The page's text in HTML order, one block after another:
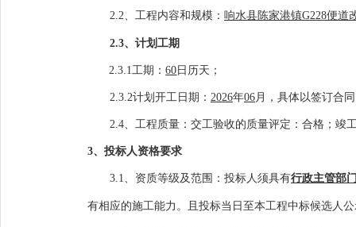
2.2、工程内容和规模： 响水县陈家港镇G228便道
2.3、计划工期
2.3.1工期：60 日历天；
2.3.2计划开工日期： 2026年06月，具体以签订合
2.4、 工程质量：交工验收的质量评定：合格 ； 竣
3、投标人资格要求
3.1、资质等级及范围：投标人须具有行政主管部
有相应的施工能力。且投标当日至本工程中标候选人